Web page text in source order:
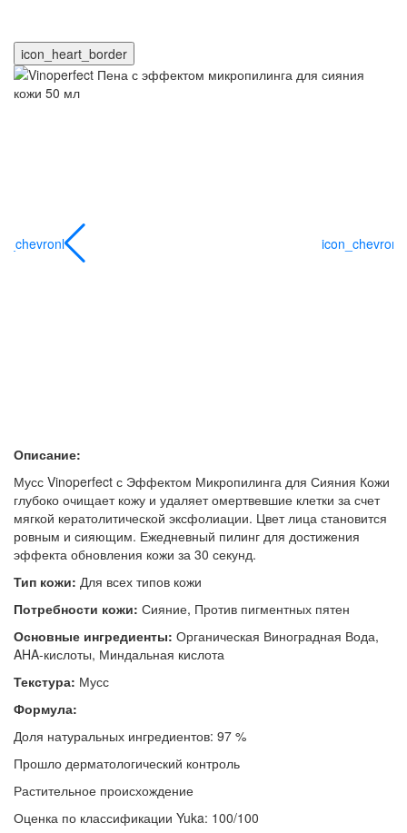
icon_heart_border
icon_chevronl
Описание:
Мусс Vinoperfect с Эффектом Микропилинга для Сияния Кожи
глубоко очищает кожу и удаляет омертвевшие клетки за счет
мягкой кератолитической эксфолиации. Цвет лица становится
ровным и сияющим. Ежедневный пилинг для достижения
эффекта обновления кожи за 30 секунд.
Тип кожи: Для всех типов кожи
Потребности кожи: Сияние, Против пигментных пятен
Основные ингредиенты: Органическая Виноградная Вода,
AHA-кислоты, Миндальная кислота
Текстура: Мусс
Формула:
Доля натуральных ингредиентов: 97 %
Прошло дерматологический контроль
Растительное происхождение
Оценка по классификации Yuka: 100/100